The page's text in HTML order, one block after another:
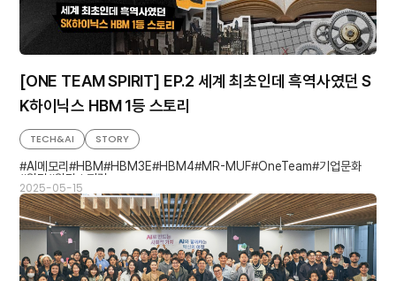
[ONE TEAM SPIRIT] EP.2 세계 최초인데 흑역사였던 S
K하이닉스 HBM 1등 스토리
2025-05-15
TECH&AI
STORY
AI메모리
HBM HBM3E HBM4 MR-MUF OneTeam 기업문화
원팀
원팀스피릿